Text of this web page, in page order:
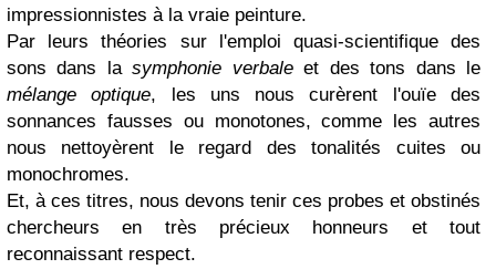
impressionnistes à la vraie peinture.
Par leurs théories sur l'emploi quasi-scientifique des
sons dans lasymphonie verbaleet des tons dans le
mélange
optique, les uns nous curèrent l'ouïe des
sonnances fausses ou monotones, comme les autres
nous nettoyèrent le regard des tonalités cuites ou
monochromes.
Et, à ces titres, nous devons tenir ces probes et obstinés
chercheurs en très précieux honneurs et tout
reconnaissant respect.